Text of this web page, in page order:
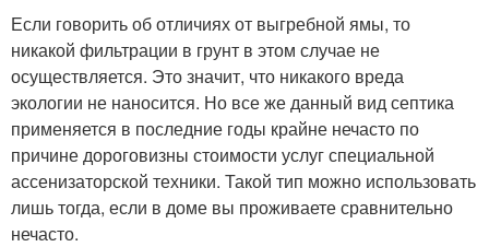
Если говорить об отличиях от выгребной ямы, то
никакой фильтрации в грунт в этом случае не
осуществляется. Это значит, что никакого вреда
экологии не наносится. Но все же данный вид септика
применяется в последние годы крайне нечасто по
причине дороговизны стоимости услуг специальной
ассенизаторской техники. Такой тип можно использовать
лишь тогда, если в доме вы проживаете сравнительно
нечасто.